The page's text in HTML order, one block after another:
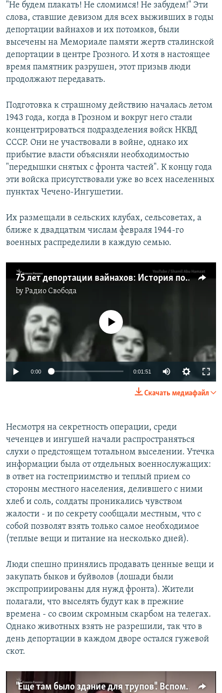
"Не будем плакать! Не сломимся! Не забудем!" Эти
слова, ставшие девизом для всех выживших в годы
депортации вайнахов и их потомков, были
высечены на Мемориале памяти жертв сталинской
депортации в центре Грозного. И хотя в настоящее
время памятник разрушен, этот призыв люди
продолжают передавать.
Подготовка к страшному действию началась летом
1943 года, когда в Грозном и вокруг него стали
концентрироваться подразделения войск НКВД
СССР. Они не участвовали в войне, однако их
прибытие власти объясняли необходимостью
"передышки снятых с фронта частей". К концу года
эти войска присутствовали уже во всех населенных
пунктах Чечено-Ингушетии.
Их размещали в сельских клубах, сельсоветах, а
ближе к двадцатым числам февраля 1944-го
военных распределили в каждую семью.
75 лет депортации вайнахов: История под запретом
byРадио Свобода
No media source currently available
0:00 0:01:51
Скачать медиафайл
Несмотря на секретность операции, среди
чеченцев и ингушей начали распространяться
слухи о предстоящем тотальном выселении. Утечка
информации была от отдельных военнослужащих:
в ответ на гостеприимство и теплый прием со
стороны местного населения, делившего с ними
хлеб и соль, солдаты проникались чувством
жалости - и по секрету сообщали местным, что с
собой позволят взять только самое необходимое
(теплые вещи и питание на несколько дней).
Люди спешно принялись продавать ценные вещи и
закупать быков и буйволов (лошади были
экспроприированы для нужд фронта). Жители
полагали, что выселять будут как в прежние
времена - со своим скромным скарбом на телегах.
Однако животных взять не разрешили, так что в
день депортации в каждом дворе остался гужевой
скот.
"Еще там было здание для трупов". Вспоминая депортацию